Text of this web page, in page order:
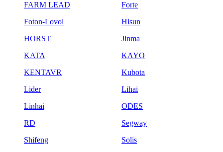
FARM LEAD
Forte
Foton-Lovol
Hisun
HORST
Jinma
KATA
KAYO
KENTAVR
Kubota
Lider
Lihai
Linhai
ODES
RD
Segway
Shifeng
Solis